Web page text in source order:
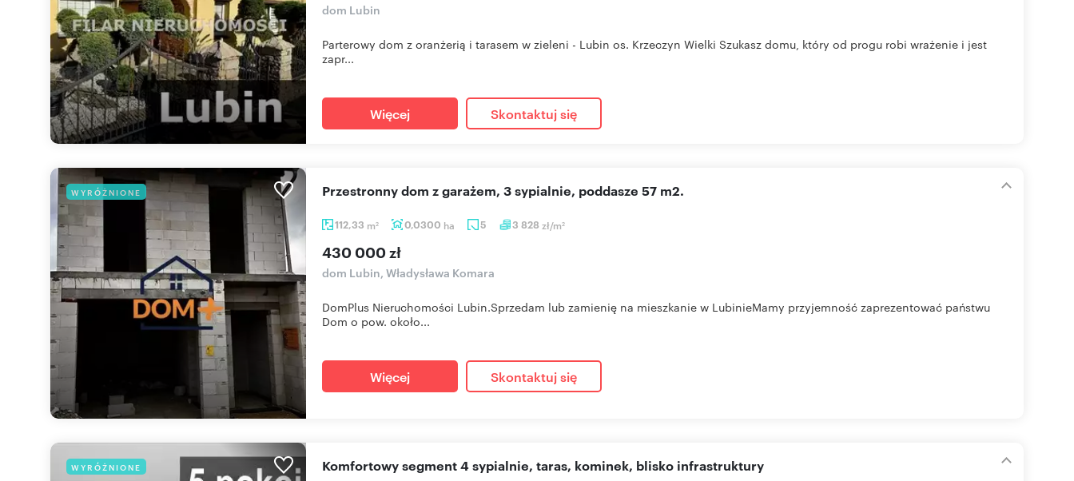
dom Lubin
Parterowy dom z oranżerią i tarasem w zieleni - Lubin os. Krzeczyn Wielki Szukasz domu, który od progu robi wrażenie i jest
zapr...
Więcej Skontaktuj się
WYRÓŻNIONE
112,33 m2 0,0300 ha 5 3 828 zł/m2
Przestronny dom z garażem, 3 sypialnie, poddasze 57 m2.
430 000 zł
dom Lubin, Władysława Komara
DomPlus Nieruchomości Lubin.Sprzedam lub zamienię na mieszkanie w LubinieMamy przyjemność zaprezentować państwu
Dom o pow. około...
Więcej Skontaktuj się
WYRÓŻNIONE Komfortowy segment 4 sypialnie, taras, kominek, blisko infrastruktury